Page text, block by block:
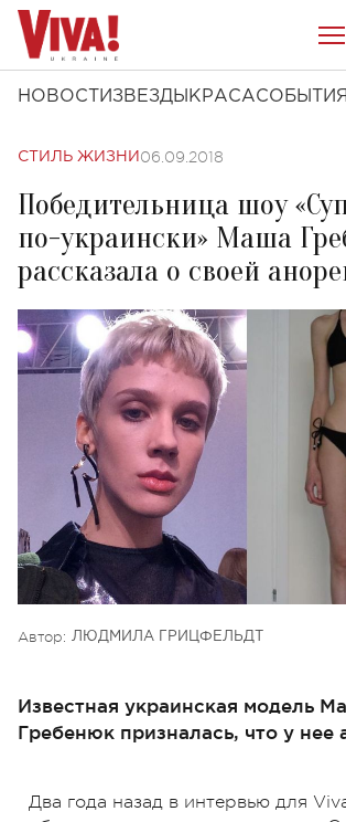
НОВОСТИ ЗВЕЗДЫ КРАСАСОБЫТИЯ
СТИЛЬ ЖИЗНИ 06.09.2018
Победительница шоу
по-украински» Маша
рассказала о своей
Автор: ЛЮДМИЛА ГРИЦФЕЛЬДТ
Известная украинская модель
Гребенюк призналась, что у нее
Два года назад в интервью для